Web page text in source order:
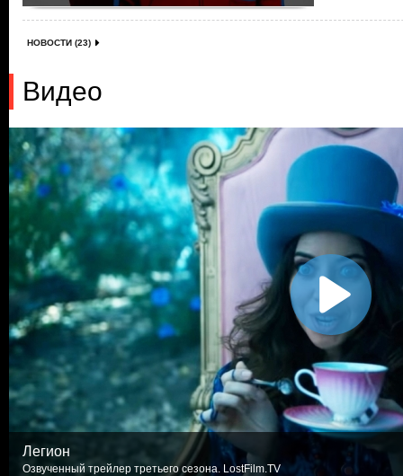
НОВОСТИ (23)
Видео
Легион
Озвученный трейлер третьего сезона. LostFilm.TV